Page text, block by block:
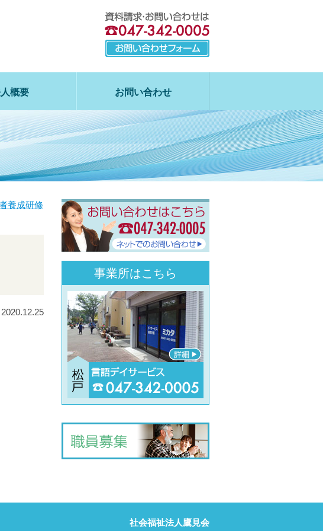
概要 お問い合わせ
養成研修
2020.12.25
事業所はこちら
社会福祉法人鷹見会